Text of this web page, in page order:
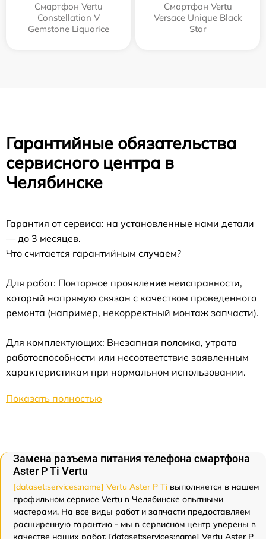
Смартфон Vertu
Constellation V
Gemstone Liquorice
Смартфон Vertu
Versace Unique Black
Star
Гарантийные обязательства
сервисного центра в
Челябинске
Гарантия от сервиса: на установленные нами детали
— до 3 месяцев.
Что считается гарантийным случаем?
Для работ: Повторное проявление неисправности,
который напрямую связан с качеством проведенного
ремонта (например, некорректный монтаж запчасти).
Для комплектующих: Внезапная поломка, утрата
работоспособности или несоответствие заявленным
характеристикам при нормальном использовании.
Показать полностью
Замена разъема питания телефона смартфона
Aster P Ti Vertu
[dataset:services:name] Vertu Aster P Ti выполняется в нашем
профильном сервисе Vertu в Челябинске опытными
мастерами. На все виды работ и запчасти предоставляем
расширенную гарантию - мы в сервисном центр уверены в
качестве наших работ. [dataset:services:name] Vertu Aster P